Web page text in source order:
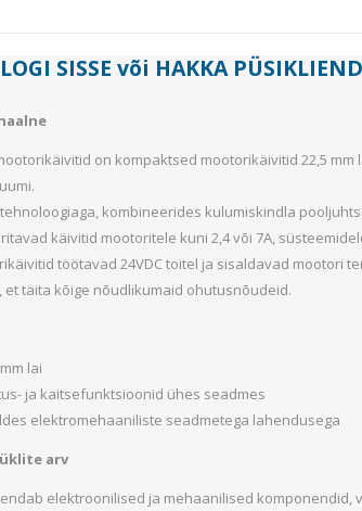
kõiki
LOGI SISSE või HAKKA
on kompaktsed mootorikäivitid 22,5
kombineerides kulumiskindla
käivitid mootoritele kuni 2,4 või 7A,
töötavad 24VDC toitel ja sisaldavad mootori
täita kõige nõudlikumaid ohutusnõudeid.
lai
ja kaitsefunktsioonid ühes seadmes
elektromehaaniliste seadmetega lahendusega
arv
elektroonilised ja mehaanilised